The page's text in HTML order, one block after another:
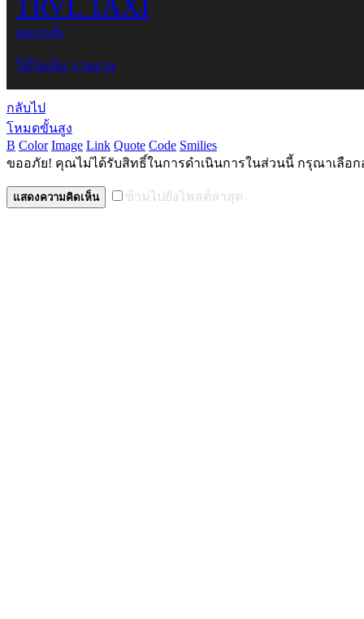
TRVL TAXI
ตอบกลับ
ใช้ไอเท็ม รายงาน
กลับไป
โหมดขั้นสูง
B Color Image Link Quote Code Smilies
ขออภัย! คุณไม่ได้รับสิทธิ์ในการดำเนินการในส่วนนี้ กรุณาเลือก
แสดงความคิดเห็น ข้ามไปยังโพสต์ล่าสุด